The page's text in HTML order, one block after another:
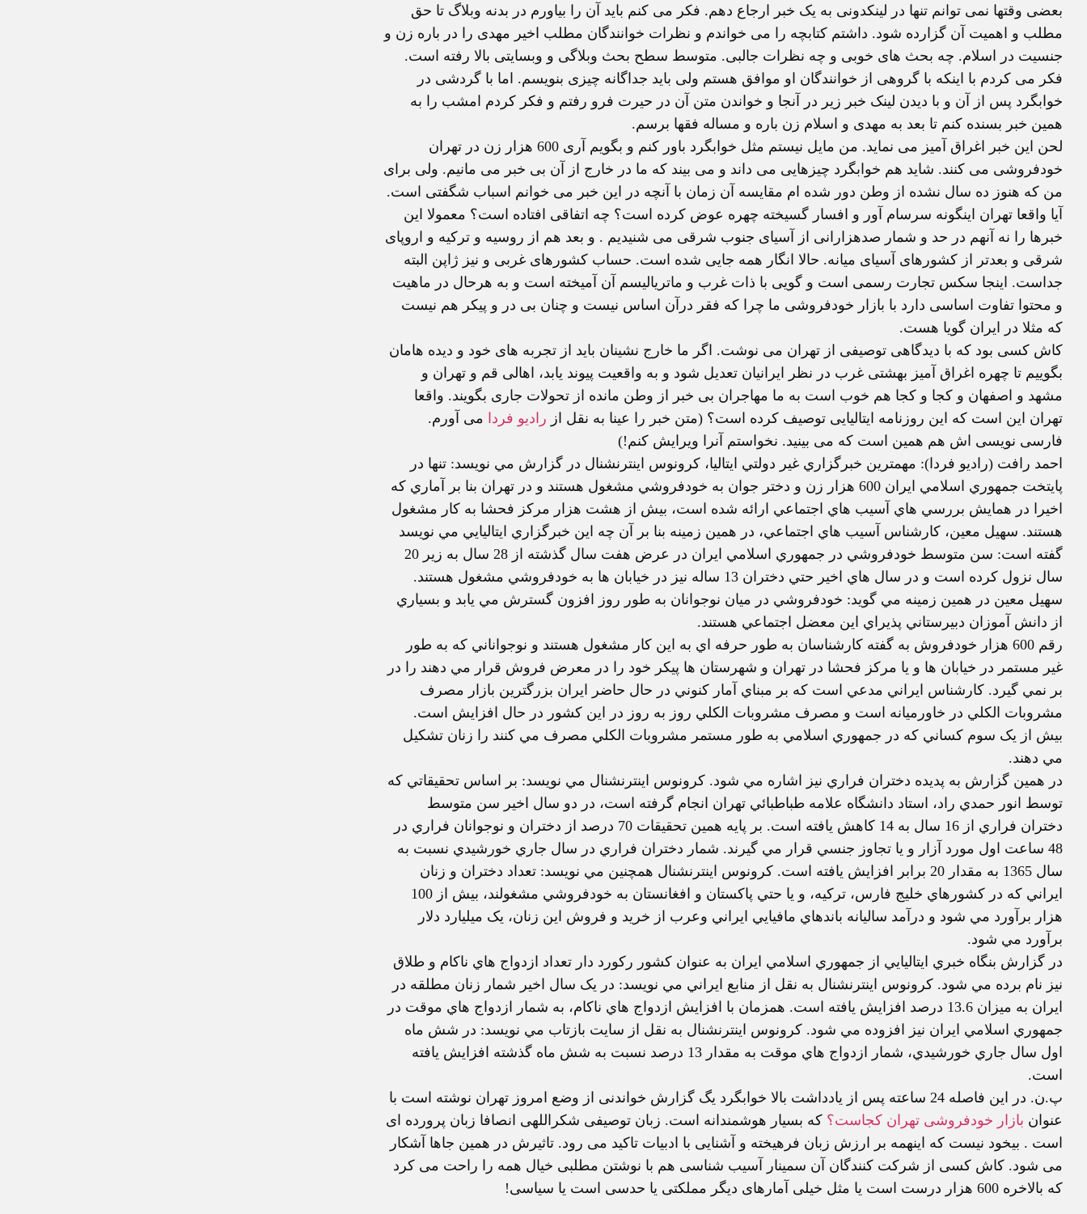
بعضی وقتها نمی توانم تنها در لينکدونی به يک خبر ارجاع دهم. فکر می کنم بايد آن را بياورم در بدنه وبلاگ تا حق
مطلب و اهميت آن گزارده شود. داشتم کتابچه را می خواندم و نظرات خوانندگان مطلب اخير مهدی را در باره زن و
جنسيت در اسلام. چه بحث های خوبی و چه نظرات جالبی. متوسط سطح بحث وبلاگی و وبسايتی بالا رفته است.
فکر می کردم با اينکه با گروهی از خوانندگان او موافق هستم ولی بايد جداگانه چيزی بنويسم. اما با گردشی در
خوابگرد پس از آن و با ديدن لينک خبر زير در آنجا و خواندن متن آن در حيرت فرو رفتم و فکر کردم امشب را به
همين خبر بسنده کنم تا بعد به مهدی و اسلام زن باره و مساله فقها برسم.
لحن اين خبر اغراق آميز می نمايد. من مايل نيستم مثل خوابگرد باور کنم و بگويم آری 600 هزار زن در تهران
خودفروشی می کنند. شايد هم خوابگرد چيزهايی می داند و می بيند که ما در خارج از آن بی خبر می مانيم. ولی برای
من که هنوز ده سال نشده از وطن دور شده ام مقايسه آن زمان با آنچه در اين خبر می خوانم اسباب شگفتی است.
آيا واقعا تهران اينگونه سرسام آور و افسار گسيخته چهره عوض کرده است؟ چه اتفاقی افتاده است؟ معمولا اين
خبرها را نه آنهم در حد و شمار صدهزارانی از آسيای جنوب شرقی می شنيديم . و بعد هم از روسيه و ترکيه و اروپای
شرقی و بعدتر از کشورهای آسيای ميانه. حالا انگار همه جايی شده است. حساب کشورهای غربی و نيز ژاپن البته
جداست. اينجا سکس تجارت رسمی است و گويی با ذات غرب و ماترياليسم آن آميخته است و به هرحال در ماهيت
و محتوا تفاوت اساسی دارد با بازار خودفروشی ما چرا که فقر درآن اساس نيست و چنان بی در و پيکر هم نيست
که مثلا در ايران گويا هست.
کاش کسی بود که با ديدگاهی توصيفی از تهران می نوشت. اگر ما خارج نشينان بايد از تجربه های خود و ديده هامان
بگوييم تا چهره اغراق آميز بهشتی غرب در نظر ايرانيان تعديل شود و به واقعيت پيوند يابد، اهالی قم و تهران و
مشهد و اصفهان و کجا و کجا هم خوب است به ما مهاجران بی خبر از وطن مانده از تحولات جاری بگويند. واقعا
تهران اين است که اين روزنامه ايتاليايی توصيف کرده است؟ (متن خبر را عينا به نقل از راديو فردا می آورم.
فارسی نويسی اش هم همين است که می بينيد. نخواستم آنرا ويرايش کنم!)
احمد رافت (راديو فردا): مهمترين خبرگزاري غير دولتي ايتاليا، کرونوس اينترنشنال در گزارش مي نويسد: تنها در
پايتخت جمهوري اسلامي ايران 600 هزار زن و دختر جوان به خودفروشي مشغول هستند و در تهران بنا بر آماري که
اخيرا در همايش بررسي هاي آسيب هاي اجتماعي ارائه شده است، بيش از هشت هزار مرکز فحشا به کار مشغول
هستند. سهيل معين، کارشناس آسيب هاي اجتماعي، در همين زمينه بنا بر آن چه اين خبرگزاري ايتاليايي مي نويسد
گفته است: سن متوسط خودفروشي در جمهوري اسلامي ايران در عرض هفت سال گذشته از 28 سال به زير 20
سال نزول کرده است و در سال هاي اخير حتي دختران 13 ساله نيز در خيابان ها به خودفروشي مشغول هستند.
سهيل معين در همين زمينه مي گويد: خودفروشي در ميان نوجوانان به طور روز افزون گسترش مي يابد و بسياري
از دانش آموزان دبيرستاني پذيراي اين معضل اجتماعي هستند.
رقم 600 هزار خودفروش به گفته کارشناسان به طور حرفه اي به اين کار مشغول هستند و نوجواناني که به طور
غير مستمر در خيابان ها و يا مرکز فحشا در تهران و شهرستان ها پيکر خود را در معرض فروش قرار مي دهند را در
بر نمي گيرد. کارشناس ايراني مدعي است که بر مبناي آمار کنوني در حال حاضر ايران بزرگترين بازار مصرف
مشروبات الکلي در خاورميانه است و مصرف مشروبات الکلي روز به روز در اين کشور در حال افزايش است.
بيش از يک سوم کساني که در جمهوري اسلامي به طور مستمر مشروبات الکلي مصرف مي کنند را زنان تشکيل
مي دهند.
در همين گزارش به پديده دختران فراري نيز اشاره مي شود. کرونوس اينترنشنال مي نويسد: بر اساس تحقيقاتي که
توسط انور حمدي راد، استاد دانشگاه علامه طباطبائي تهران انجام گرفته است، در دو سال اخير سن متوسط
دختران فراري از 16 سال به 14 کاهش يافته است. بر پايه همين تحقيقات 70 درصد از دختران و نوجوانان فراري در
48 ساعت اول مورد آزار و يا تجاوز جنسي قرار مي گيرند. شمار دختران فراري در سال جاري خورشيدي نسبت به
سال 1365 به مقدار 20 برابر افزايش يافته است. کرونوس اينترنشنال همچنين مي نويسد: تعداد دختران و زنان
ايراني که در کشورهاي خليج فارس، ترکيه، و يا حتي پاکستان و افغانستان به خودفروشي مشغولند، بيش از 100
هزار برآورد مي شود و درآمد ساليانه باندهاي مافيايي ايراني وعرب از خريد و فروش اين زنان، يک ميليارد دلار
برآورد مي شود.
در گزارش بنگاه خبري ايتاليايي از جمهوري اسلامي ايران به عنوان کشور رکورد دار تعداد ازدواج هاي ناکام و طلاق
نيز نام برده مي شود. کرونوس اينترنشنال به نقل از منابع ايراني مي نويسد: در يک سال اخير شمار زنان مطلقه در
ايران به ميزان 13.6 درصد افزايش يافته است. همزمان با افزايش ازدواج هاي ناکام، به شمار ازدواج هاي موقت در
جمهوري اسلامي ايران نيز افزوده مي شود. کرونوس اينترنشنال به نقل از سايت بازتاب مي نويسد: در شش ماه
اول سال جاري خورشيدي، شمار ازدواج هاي موقت به مقدار 13 درصد نسبت به شش ماه گذشته افزايش يافته
است.
پ.ن. در اين فاصله 24 ساعته پس از يادداشت بالا خوابگرد يگ گزارش خواندنی از وضع امروز تهران نوشته است با
عنوان بازار خودفروشی تهران کجاست؟ که بسيار هوشمندانه است. زبان توصيفی شکراللهی انصافا زبان پرورده ای
است . بيخود نيست که اينهمه بر ارزش زبان فرهيخته و آشنايی با ادبيات تاکيد می رود. تاثيرش در همين جاها آشکار
می شود. کاش کسی از شرکت کنندگان آن سمينار آسيب شناسی هم با نوشتن مطلبی خيال همه را راحت می کرد
که بالاخره 600 هزار درست است يا مثل خيلی آمارهای ديگر مملکتی يا حدسی است يا سياسی!